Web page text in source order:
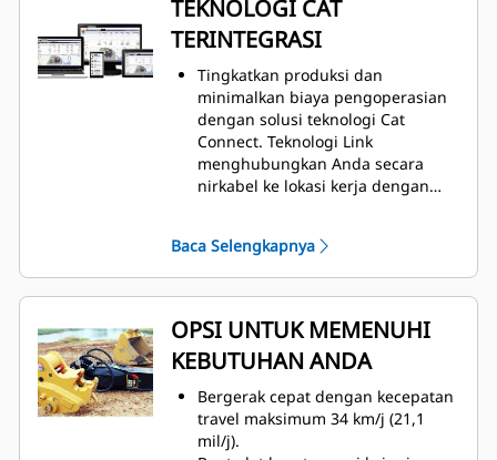
Otomatis; yang menurunkan
kecepatan engine ketika alat berat
tidak dioperasikan.
Optimalkan konsumsi bahan bakar
dengan penghemat bahan bakar
seperti kontrol idle rendah sekali
sentuh dan Mode Eco yang
ditingkatkan.
Nikmati respons cepat untuk
Dapatkan keseimbangan yang
tepat antara jangkauan dan gaya
penggalian dari beragam pilihan
boom dan stick.
Tingkatkan pengangkatan hingga
TEKNOLOGI CAT
TERINTEGRASI
Tingkatkan produksi dan
minimalkan biaya pengoperasian
dengan solusi teknologi Cat
Connect. Teknologi Link
menghubungkan Anda secara
nirkabel ke lokasi kerja dengan
waktu idle, dan kode kejadian.
Baca Selengkapnya
OPSI UNTUK MEMENUHI
KEBUTUHAN ANDA
Bergerak cepat dengan kecepatan
travel maksimum 34 km/j (21,1
mil/j).